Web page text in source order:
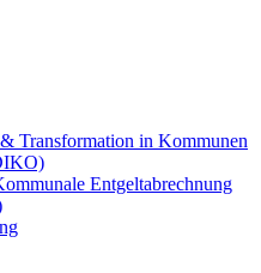
Transformation in Kommunen
Entgeltabrechnung